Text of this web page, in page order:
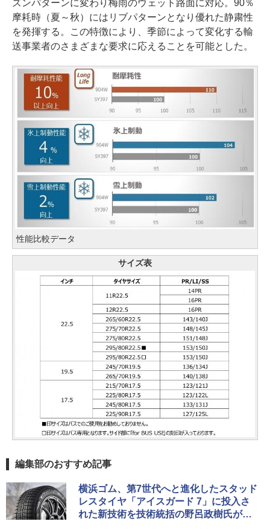
ズンパターンに変わり梅雨のウェット路面に対応。90％
摩耗時（夏～秋）にはリブパターンとなり優れた静粛性
を発揮する。この特徴により、季節によって変化する輸
送事業者のさまざまな要求に応えることを可能とした。
性能比較データ
サイズ表
編集部のおすすめ記事
横浜ゴム、第7世代へと進化したスタッド
レスタイヤ「アイスガード 7」に投入さ
れた新技術を技術統括の野呂政樹氏が解